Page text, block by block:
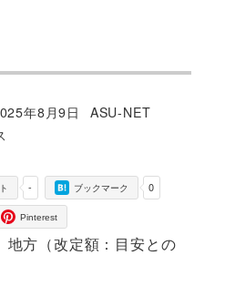
年8月9日
著
ASU-NET
- 0
ブックマーク
Pinterest
方（改定額：目安との